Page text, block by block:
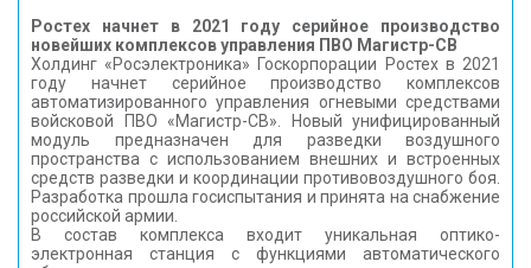
Ростех начнет в 2021 году серийное производство
новейших комплексов управления ПВО Магистр-СВ
Холдинг «Росэлектроника» Госкорпорации Ростех в 2021
году начнет серийное производство комплексов
автоматизированного управления огневыми средствами
войсковой ПВО «Магистр-СВ». Новый унифицированный
модуль предназначен для разведки воздушного
пространства с использованием внешних и встроенных
средств разведки и координации противовоздушного боя.
Разработка прошла госиспытания и принята на снабжение
российской армии.
В состав комплекса входит уникальная оптико-
электронная станция с функциями автоматического